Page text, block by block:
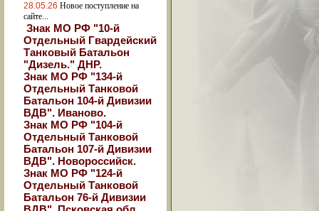
28.05.26 Новое поступление на
сайте...
Знак МО РФ "10-й
Отдельный Гвардейский
Танковый Батальон
"Дизель." ДНР.
Знак МО РФ "134-й
Отдельный Танковой
Батальон 104-й Дивизии
ВДВ". Иваново.
Знак МО РФ "104-й
Отдельный Танковой
Батальон 107-й Дивизии
ВДВ". Новороссийск.
Знак МО РФ "124-й
Отдельный Танковой
Батальон 76-й Дивизии